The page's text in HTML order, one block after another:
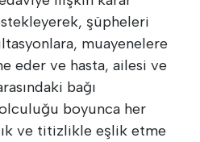
şüpheleri
muayenelere
eder ve hasta, ailesi ve
bağı
boyunca her
ve titizlikle eşlik etme